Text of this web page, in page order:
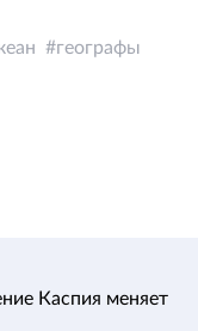
географы
Каспия меняет